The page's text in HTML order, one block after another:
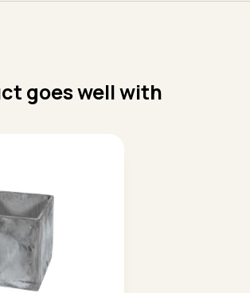
goes well with